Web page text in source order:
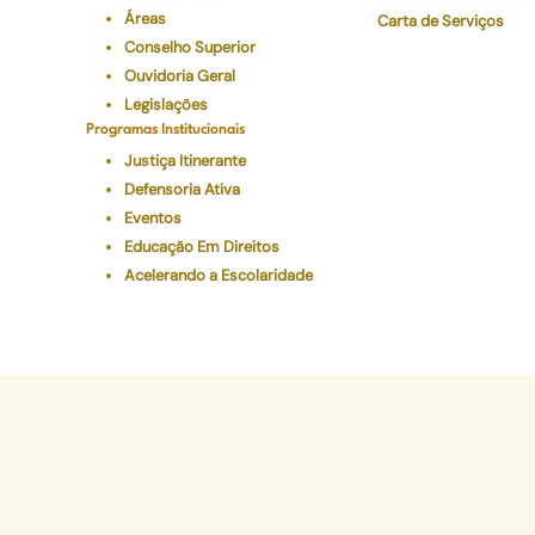
Áreas
Conselho Superior
Ouvidoria Geral
Legislações
Programas Institucionais
Justiça Itinerante
Defensoria Ativa
Eventos
Educação Em Direitos
Acelerando a Escolaridade
Carta de Serviços